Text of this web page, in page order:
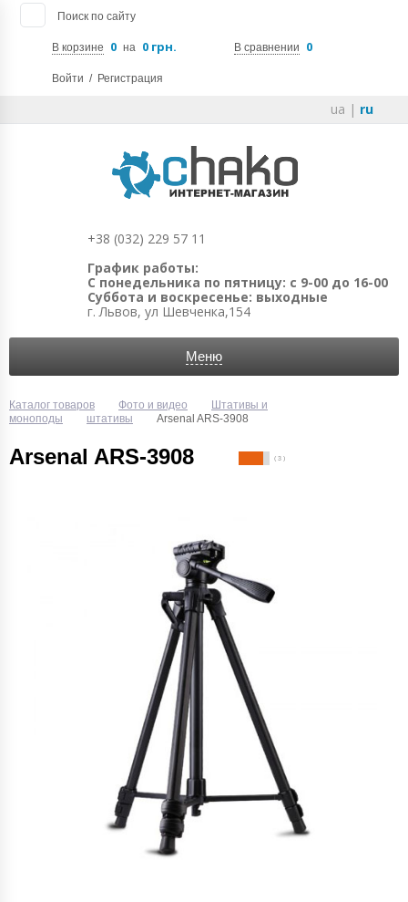
Поиск по сайту
В корзине 0 на 0 грн. В сравнении 0
Войти / Регистрация
ua | ru
+38 (032) 229 57 11
График работы:
С понедельника по пятницу: с 9-00 до 16-00
Суббота и воскресенье: выходные
г. Львов, ул Шевченка,154
Меню
Каталог товаров Фото и видео
Штативы и
моноподы
штативы Arsenal ARS-3908
Arsenal ARS-3908 ( 3 )